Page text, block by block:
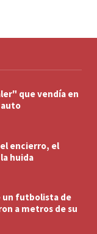
que vendía en
auto
encierro, el
huida
un futbolista de
a metros de su